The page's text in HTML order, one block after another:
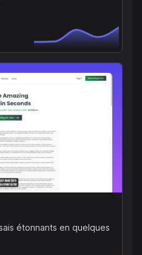
étonnants en quelques